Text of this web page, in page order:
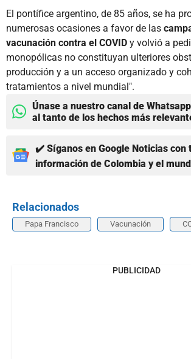
El pontífice argentino, de 85 años, se ha
numerosas ocasiones a favor de las
vacunación contra el COVID y volvió a
monopólicas no constituyan ulteriores
producción y a un acceso organizado y
tratamientos a nivel mundial".
Únase a nuestro canal de
al tanto de los hechos más
✔️ Síganos en Google Noticias con
información de Colombia y el
Relacionados
Papa Francisco Vacunación
PUBLICIDAD